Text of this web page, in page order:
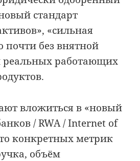
стандарт
«сильная
без внятной
реальных работающих
вложиться в «новый
/ RWA / Internet of
конкретных метрик
объём